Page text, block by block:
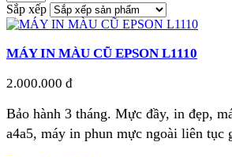
Sắp xếp
MÁY IN MÀU CŨ EPSON L1110
2.000.000 đ
Bảo hành 3 tháng. Mực đầy, in đẹp,
a4a5, máy in phun mực ngoài liên tục